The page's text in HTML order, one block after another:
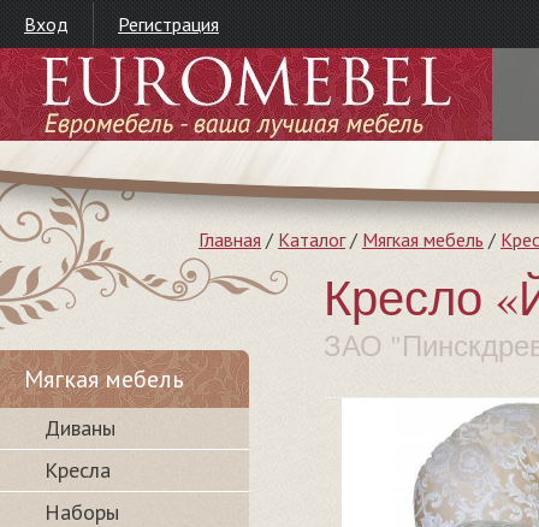
Вход Регистрация
Главная / Каталог/ Мягкая мебель /
Кресло
ЗАО
Мягкая мебель
Диваны
Кресла
Наборы